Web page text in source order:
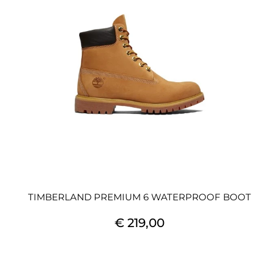
TIMBERLAND PREMIUM 6 WATERPROOF BOOT
€ 219,00